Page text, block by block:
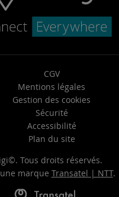
CGV
Mentions légales
Gestion des cookies
Sécurité
Accessibilité
Plan du site
Tous droits réservés.
marque Transatel | NTT.